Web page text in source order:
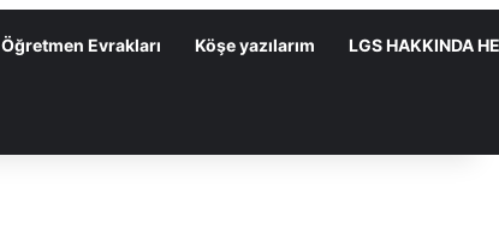
Öğretmen Evrakları Köşe yazılarım LGS HAKKINDA